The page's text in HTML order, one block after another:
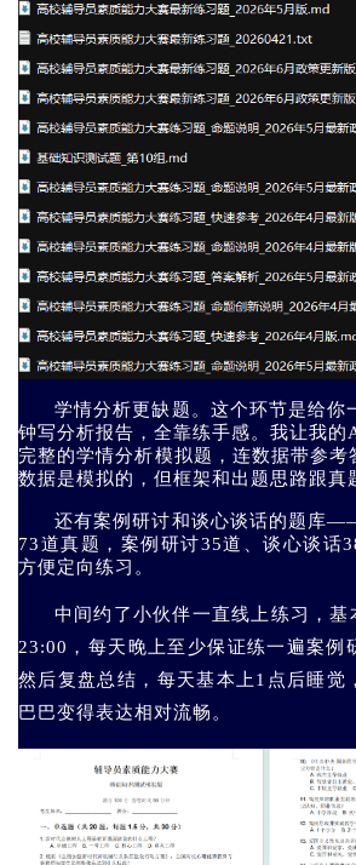
学情分析更缺题。这个环节是给你
钟写分析报告，全靠练手感。我让我的
完整的学情分析模拟题，连数据带参考
数据是模拟的，但框架和出题思路跟真
还有案例研讨和谈心谈话的题库
73道真题，案例研讨35道、谈心谈话
方便定向练习。
中间约了小伙伴一直线上练习，
23:00，每天晚上至少保证练一遍案例
然后复盘总结，每天基本上1点后睡觉
巴巴变得表达相对流畅。